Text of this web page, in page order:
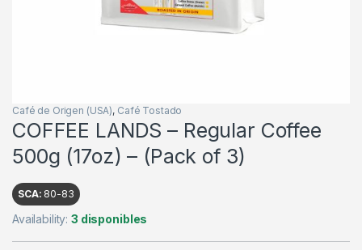
Café de Origen (USA), Café Tostado
COFFEE LANDS – Regular Coffee
500g (17oz) – (Pack of 3)
SCA: 80-83
Availability:3 disponibles